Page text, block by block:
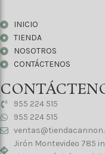
INICIO
TIENDA
NOSOTROS
CONTÁCTENOS
955 224 515
955 224 515
Jirón Montevideo 785